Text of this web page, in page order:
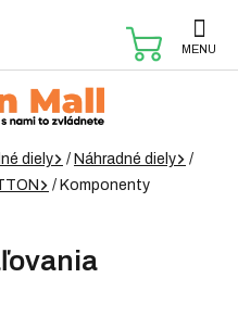
diely / Náhradné diely
/
/ Komponenty